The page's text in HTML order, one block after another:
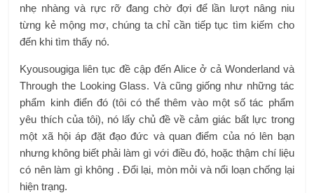
nhẹ nhàng và rực rỡ đang chờ đợi để lần lượt nâng niu
từng kẻ mộng mơ, chúng ta chỉ cần tiếp tục tìm kiếm cho
đến khi tìm thấy nó.
Kyousougiga liên tục đề cập đến Alice ở cả Wonderland và
Through the Looking Glass. Và cũng giống như những tác
phẩm kinh điển đó (tôi có thể thêm vào một số tác phẩm
yêu thích của tôi), nó lấy chủ đề về cảm giác bất lực trong
một xã hội áp đặt đạo đức và quan điểm của nó lên bạn
nhưng không biết phải làm gì với điều đó, hoặc thậm chí liệu
có nên làm gì không . Đổi lại, mòn mỏi và nổi loạn chống lại
hiện trạng.